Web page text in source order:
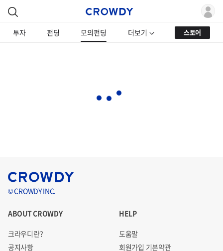
투자 펀딩 모의펀딩 더보기 스토어
© CROWDY INC.
ABOUT CROWDY
크라우디란?
공지사항
HELP
도움말
회원가입 기본약관